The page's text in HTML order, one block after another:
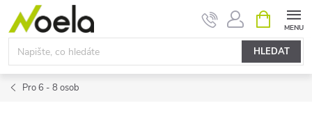
Přejít
obsah
HLEDAT
NÁKUPNÍ
KOŠÍK
Pro 6 - 8 osob